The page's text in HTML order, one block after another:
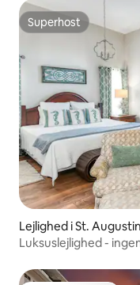
Superhost
Superhost
Lejlighed i St.
Luksuslejlighed -